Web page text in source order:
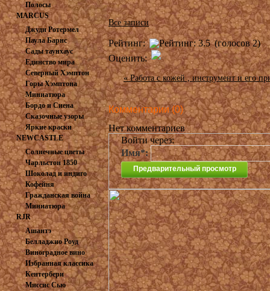
Полосы
MARCUS
Джуди Ротермел
Паула Барнс
Сады таунхаус
Единство мира
Северный Хэмптон
Горы Хэмптона
Миниатюра
Бордо и Сиена
Сказочные узоры
Яркие краски
NEWCASTLE
FABRICS
Солнечные цветы
Чарльстон 1850
Шоколад и индиго
Кофейня
Гражданская война
Миниатюра
RJR
Ашантэ
Белладжио Роуд
Виноградное вино
Избранная классика
Кентербери
Хасегаева
Миссис Сью
Все записи
Рейтинг:
(голосов 2)
Оценить:
« Работа с кожей , инструмент и его
Комментарии (0)
Нет комментариев
Войти через:
Имя*: